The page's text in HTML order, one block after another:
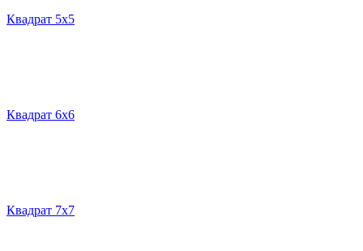
Квадрат 5х5
Квадрат 6х6
Квадрат 7х7